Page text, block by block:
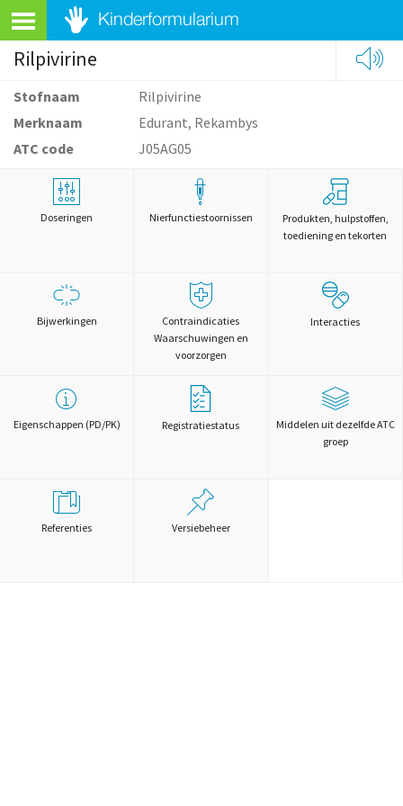
Rilpivirine
Stofnaam
Rilpivirine
Merknaam
Edurant, Rekambys
ATC code
J05AG05
Doseringen Nierfunctiestoornissen
Produkten, hulpstoffen,
toediening en tekorten
Bijwerkingen
Contraindicaties
Waarschuwingen en
voorzorgen
Interacties
Eigenschappen (PD/PK) Registratiestatus
Middelen uit dezelfde ATC
groep
Referenties Versiebeheer